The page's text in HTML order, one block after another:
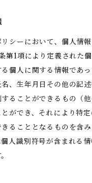
シーにおいて、個人情
第1項により定義された個
個人に関する情報であ
、生年月日その他の記述
ることができるもの（他
ができ、それにより特
ることとなるものを含み
人識別符号が含まれる